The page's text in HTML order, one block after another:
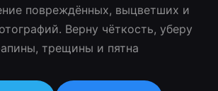
повреждённых, выцветших и
Верну чёткость, уберу
трещины и пятна